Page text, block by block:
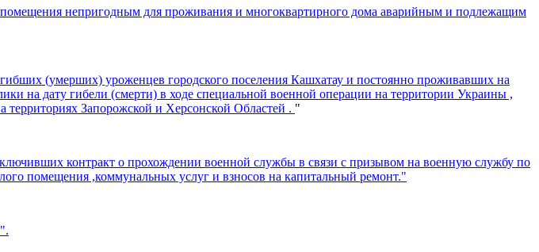
непригодным для проживания и многоквартирного дома аварийным и подлежащим
(умерших) уроженцев городского поселения Кашхатау и постоянно проживавших на
на дату гибели (смерти) в ходе специальной военной операции на территории Украины ,
Запорожской и Херсонской Областей . "
контракт о прохождении военной службы в связи с призывом на военную службу по
помещения ,коммунальных услуг и взносов на капитальный ремонт."